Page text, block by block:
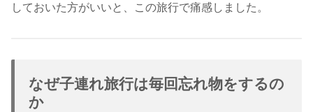
しておいた方がいいと、この旅行で痛感しました。
なぜ子連れ旅行は毎回忘れ物をするの
か